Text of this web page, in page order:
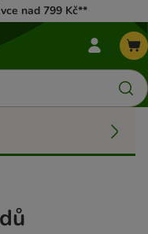
nad 799 Kč**
mé
zoohit
menu